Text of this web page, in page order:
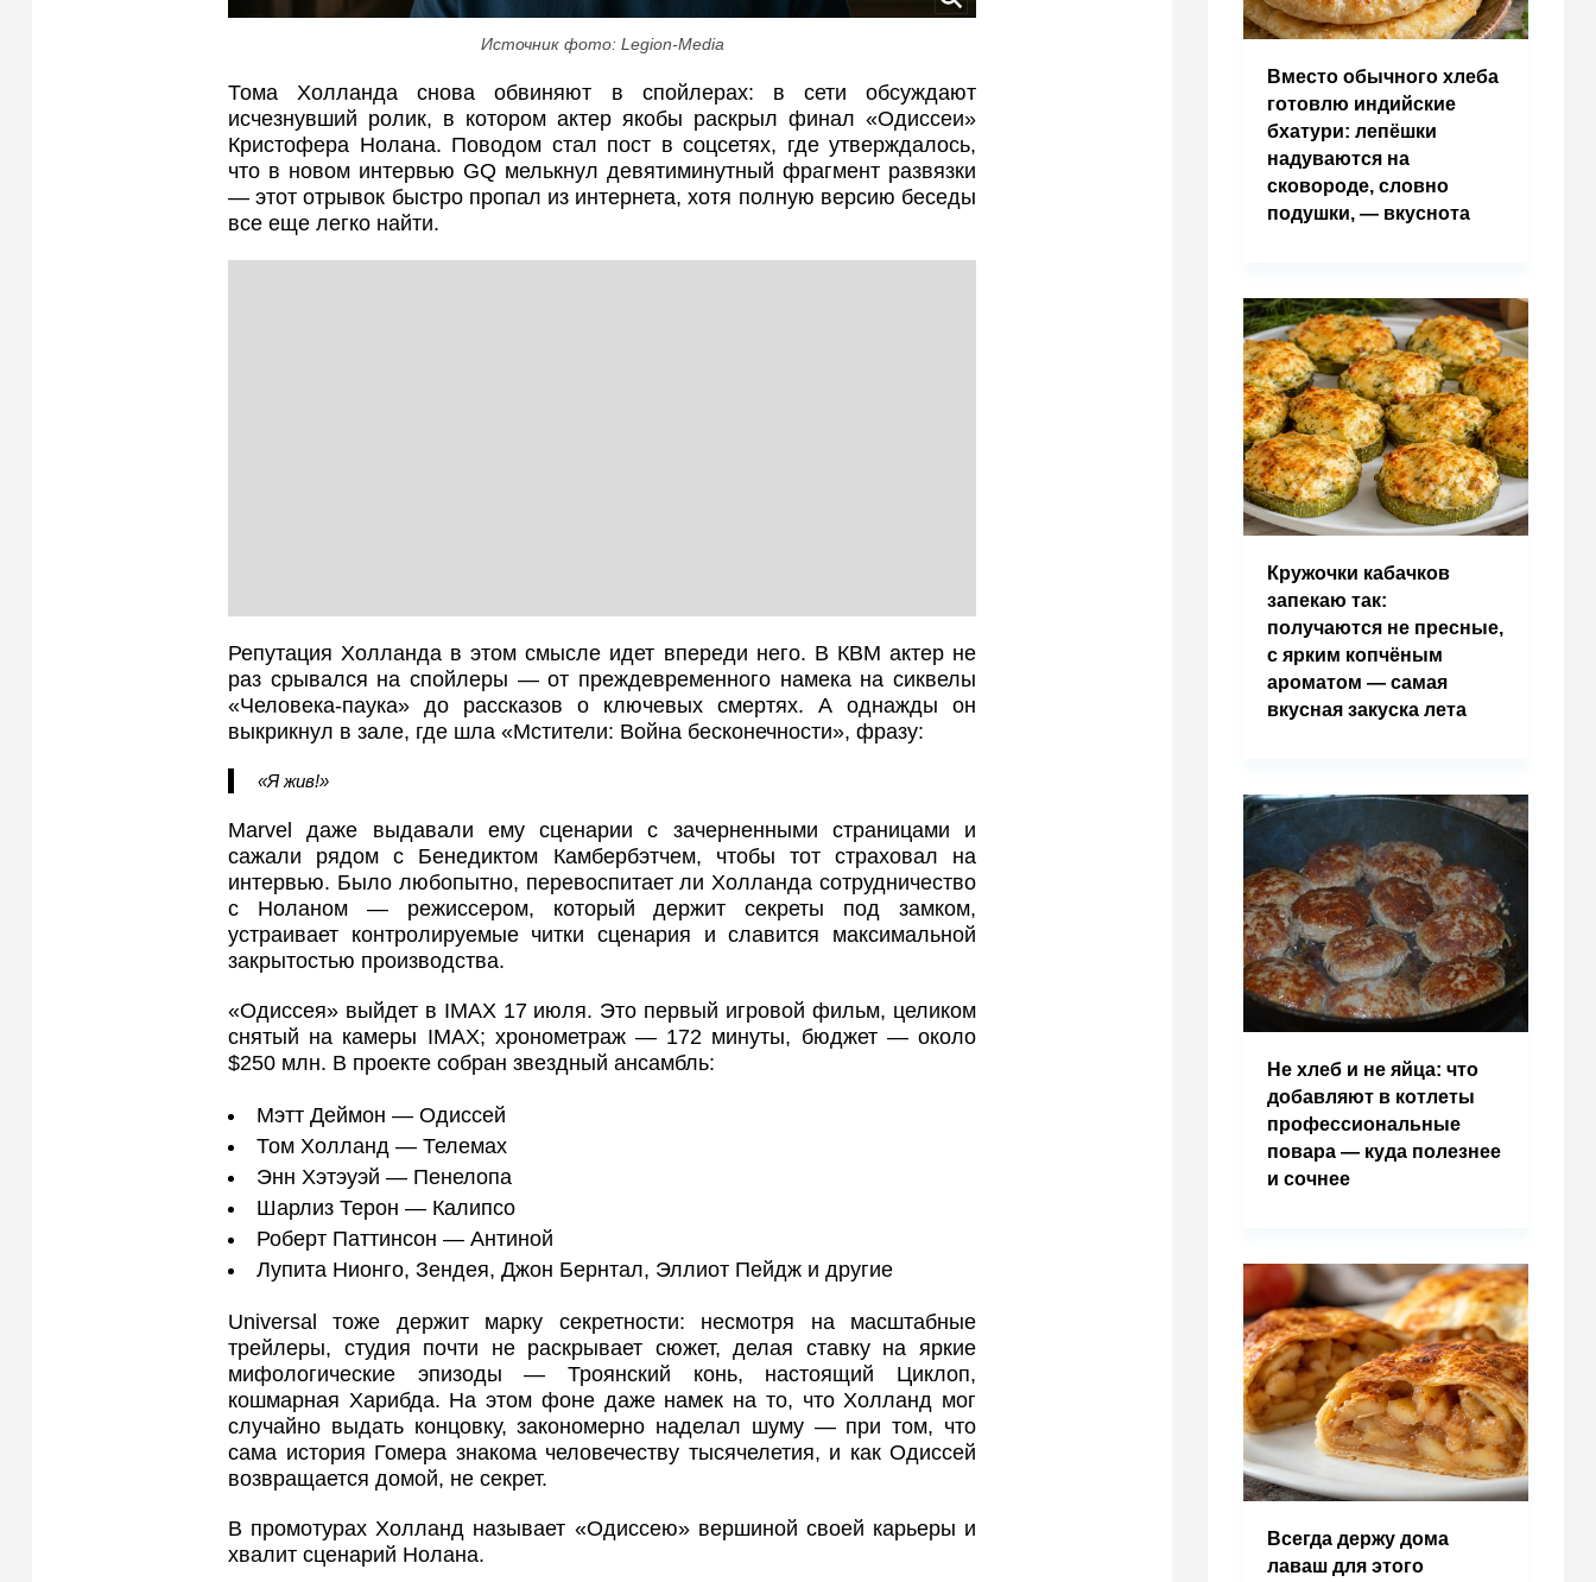
Источник фото: Legion-Media
Тома Холланда снова обвиняют в спойлерах: в сети обсуждают
исчезнувший ролик, в котором актер якобы раскрыл финал «Одиссеи»
Кристофера Нолана. Поводом стал пост в соцсетях, где утверждалось,
что в новом интервью GQ мелькнул девятиминутный фрагмент развязки
— этот отрывок быстро пропал из интернета, хотя полную версию беседы
все еще легко найти.
Репутация Холланда в этом смысле идет впереди него. В КВМ актер не
раз срывался на спойлеры — от преждевременного намека на сиквелы
«Человека-паука» до рассказов о ключевых смертях. А однажды он
выкрикнул в зале, где шла «Мстители: Война бесконечности», фразу:
«Я жив!»
Marvel даже выдавали ему сценарии с зачерненными страницами и
сажали рядом с Бенедиктом Камбербэтчем, чтобы тот страховал на
интервью. Было любопытно, перевоспитает ли Холланда сотрудничество
с Ноланом — режиссером, который держит секреты под замком,
устраивает контролируемые читки сценария и славится максимальной
закрытостью производства.
«Одиссея» выйдет в IMAX 17 июля. Это первый игровой фильм, целиком
снятый на камеры IMAX; хронометраж — 172 минуты, бюджет — около
$250 млн. В проекте собран звездный ансамбль:
Мэтт Деймон — Одиссей
Том Холланд — Телемах
Энн Хэтэуэй — Пенелопа
Шарлиз Терон — Калипсо
Роберт Паттинсон — Антиной
Лупита Нионго, Зендея, Джон Бернтал, Эллиот Пейдж и другие
Universal тоже держит марку секретности: несмотря на масштабные
трейлеры, студия почти не раскрывает сюжет, делая ставку на яркие
мифологические эпизоды — Троянский конь, настоящий Циклоп,
кошмарная Харибда. На этом фоне даже намек на то, что Холланд мог
случайно выдать концовку, закономерно наделал шуму — при том, что
сама история Гомера знакома человечеству тысячелетия, и как Одиссей
возвращается домой, не секрет.
В промотурах Холланд называет «Одиссею» вершиной своей карьеры и
хвалит сценарий Нолана.
Вместо обычного хлеба
готовлю индийские
бхатури: лепёшки
надуваются на
сковороде, словно
подушки, — вкуснота
Кружочки кабачков
запекаю так:
получаются не пресные,
с ярким копчёным
ароматом — самая
вкусная закуска лета
Не хлеб и не яйца: что
добавляют в котлеты
профессиональные
повара — куда полезнее
и сочнее
Всегда держу дома
лаваш для этого